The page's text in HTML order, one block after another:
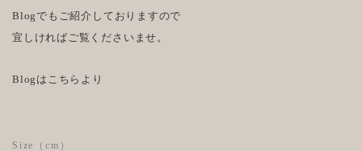
Blogでもご紹介しておりますので
宜しければご覧くださいませ。
Blogはこちらより
Size（cm）